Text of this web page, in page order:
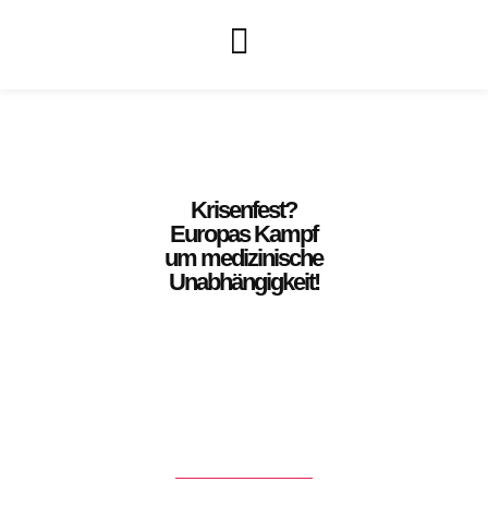
Krisenfest?
Europas Kampf
um medizinische
Unabhängigkeit!